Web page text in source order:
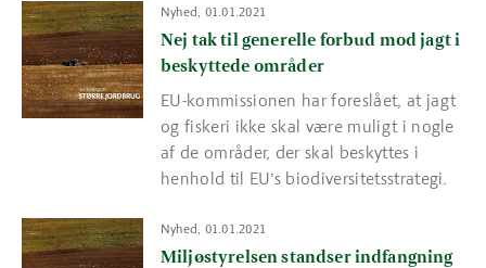
Nyhed, 01.01.2021
Nej tak til generelle forbud mod jagt i
beskyttede områder
EU-kommissionen har foreslået, at jagt
og fiskeri ikke skal være muligt i nogle
af de områder, der skal beskyttes i
henhold til EU’s biodiversitetsstrategi.
Read more about Nej tak til generelle forbud mod jagt i
Nyhed, 01.01.2021
Miljøstyrelsen standser indfangning
Read more about Miljøstyrelsen standser indfangning af